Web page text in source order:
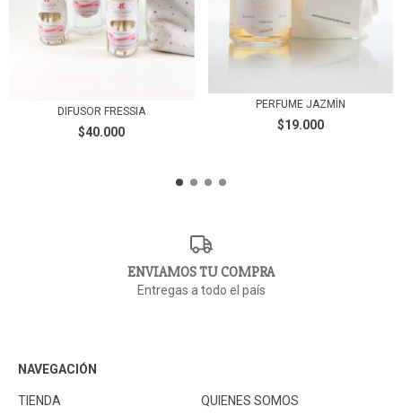
DIFUSOR FRESSIA
$40.000
PERFUME JAZMÍN
$19.000
ENVIAMOS TU COMPRA
Entregas a todo el país
NAVEGACIÓN
TIENDA QUIENES SOMOS